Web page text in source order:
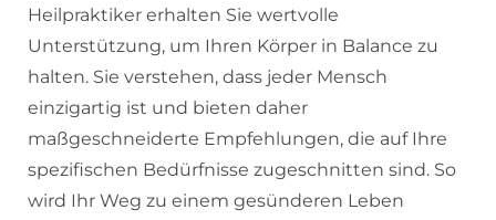
Heilpraktiker erhalten Sie wertvolle
Unterstützung, um Ihren Körper in Balance zu
halten. Sie verstehen, dass jeder Mensch
einzigartig ist und bieten daher
maßgeschneiderte Empfehlungen, die auf Ihre
spezifischen Bedürfnisse zugeschnitten sind. So
wird Ihr Weg zu einem gesünderen Leben